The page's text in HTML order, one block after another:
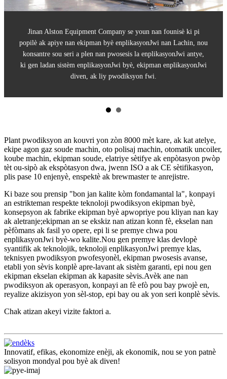
nou
Jinan Alston Equipment Company se youn nan founisè
popilè ak apiye nan ekipman byè enplikasyonJwi nan
konsantre sou seri a plen nan pwosesis la enplikasyonJwi
ki gen ladan sistèm enplikasyonJwi byè, ekipman
diven, ak liy pwodiksyon fwi.
Plant pwodiksyon an kouvri yon zòn 8000 mèt kare, ak kat atelye,
ekipe agon gaz soude machin, oto polisaj machin, otomatik uncoiler,
koube machin, ekipman soude, elatriye sètifye ak enpòtasyon pwòp
tèt ou-sipò ak ekspòtasyon dwa, jwenn ISO a ak CE sètifikasyon,
plis pase 10 enjenyè, enspektè ak brewmaster te anrejistre.
Ki baze sou prensip "bon jan kalite kòm fondamantal la", konpayi
an estrikteman respekte teknoloji pwodiksyon ekipman byè,
konsepsyon ak fabrike ekipman byè apwopriye pou kliyan nan kay
ak aletranje;ekipman an se ekskiz nan atizan konn fè, ekselan nan
pèfòmans ak fasil yo opere, epi li se premye chwa pou
enplikasyonJwi byè-wo kalite.Nou gen premye klas devlopè
syantifik ak teknolojik, teknoloji enplikasyonJwi premye klas,
teknisyen pwodiksyon pwofesyonèl, ekipman pwosesis avanse,
etabli yon sèvis konplè apre-lavant ak sistèm garanti, epi nou gen
ekipman ekselan ekipman ak kapasite sèvis.Avèk ane nan
pwodiksyon ak operasyon, konpayi an fè efò pou bay pwojè en,
reyalize akizisyon yon sèl-stop, epi bay ou ak yon seri konplè sèvis.
Chak atizan akeyi vizite faktori a.
Innovatif, efikas, ekonomize enèji, ak ekonomik, nou se yon patnè
solisyon mondyal pou byè ak diven!